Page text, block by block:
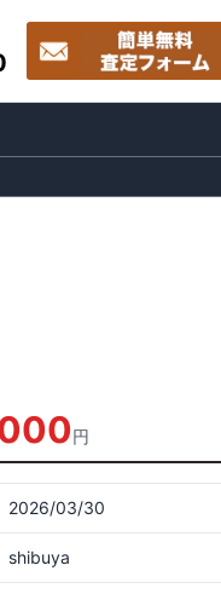
円
2026/03/30
shibuya